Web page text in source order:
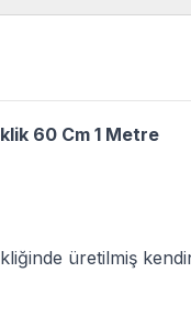
60 Cm 1 Metre
üretilmiş